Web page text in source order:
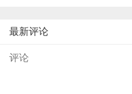
最新评论